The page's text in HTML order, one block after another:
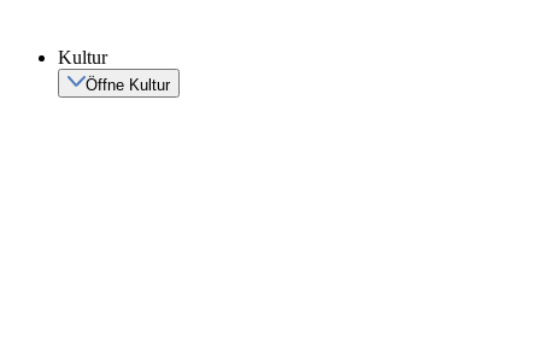
Kultur
Öffne Kultur